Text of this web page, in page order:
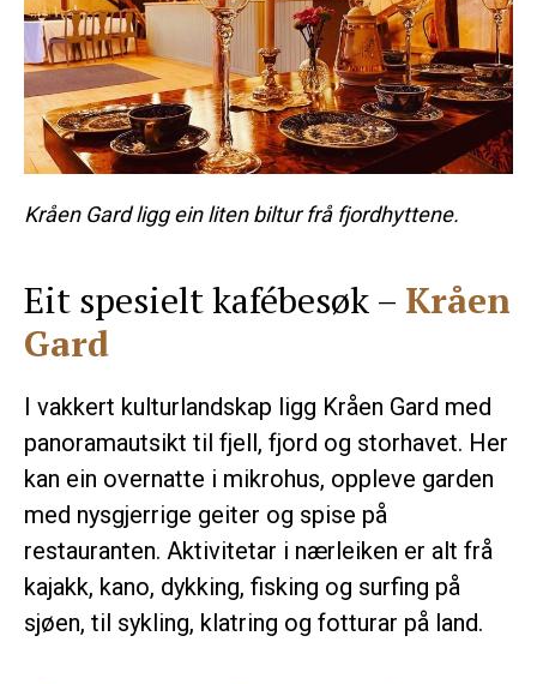
Kråen Gard ligg ein liten biltur frå fjordhyttene.
Eit spesielt kafébesøk – Kråen
Gard
I vakkert kulturlandskap ligg Kråen Gard med
panoramautsikt til fjell, fjord og storhavet. Her
kan ein overnatte i mikrohus, oppleve garden
med nysgjerrige geiter og spise på
restauranten. Aktivitetar i nærleiken er alt frå
kajakk, kano, dykking, fisking og surfing på
sjøen, til sykling, klatring og fotturar på land.